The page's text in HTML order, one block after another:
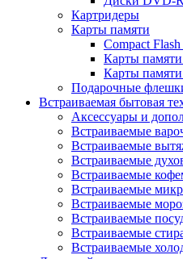
Картридеры
Карты памяти
Compact Flash
Карты
Карты
Подарочные
Встраиваемая бытовая
Аксессуары и
Встраиваемые
Встраиваемые
Встраиваемые
Встраиваемые
Встраиваемые
Встраиваемые
Встраиваемые
Встраиваемые
Встраиваемые